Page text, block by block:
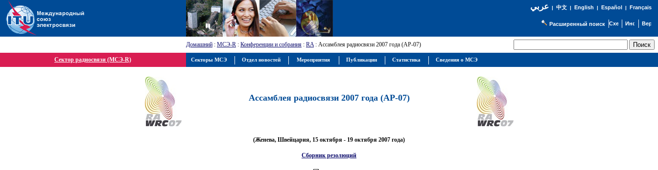
عربي| 中文| English | Español | Français
Расширенный поиск
Домашний : МСЭ-R : Конференции и собрания : RA: Ассамблея радиосвязи 2007 года (АР-07)
Сектор радиосвязи (МСЭ-R)
Ассамблея радиосвязи 2007 года (АР-07)
(Женева, Швейцария, 15 октября - 19 октября 2007 года)
Сборник резолюций
Секторы МСЭ Отдел новостей Мероприятия Публикации Статистика Сведения о МСЭ